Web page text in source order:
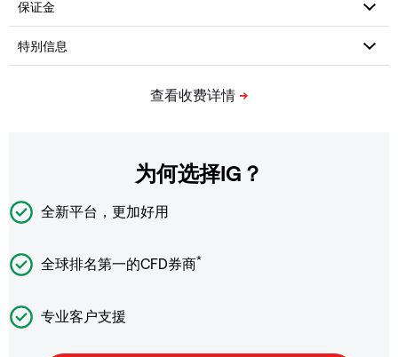
为何选择IG？
全新平台，更加好用
全球排名第一的CFD券商*
专业客户支援